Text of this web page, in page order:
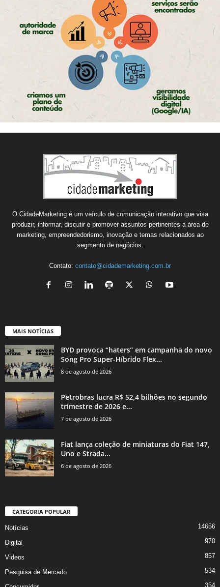
O CidadeMarketing é um veículo de comunicação interativo que visa
produzir, informar, discutir e promover assuntos pertinentes a área de
marketing, empreendedorismo, inovação e temas relacionados ao
segmento de negócios.
Contato: contato@cidademarketing.com.br
MAIS NOTÍCIAS
BYD provoca “haters” em campanha do novo
Song Pro Super-Híbrido Flex...
8 de agosto de 2026
Petrobras lucra R$ 52,4 bilhões no segundo
trimestre de 2026 e...
7 de agosto de 2026
Fiat lança coleção de miniaturas do Fiat 147,
Uno e Strada...
6 de agosto de 2026
CATEGORIA POPULAR
Notícias 14656
Digital 970
Videos 857
Pesquisa de Mercado 534
354